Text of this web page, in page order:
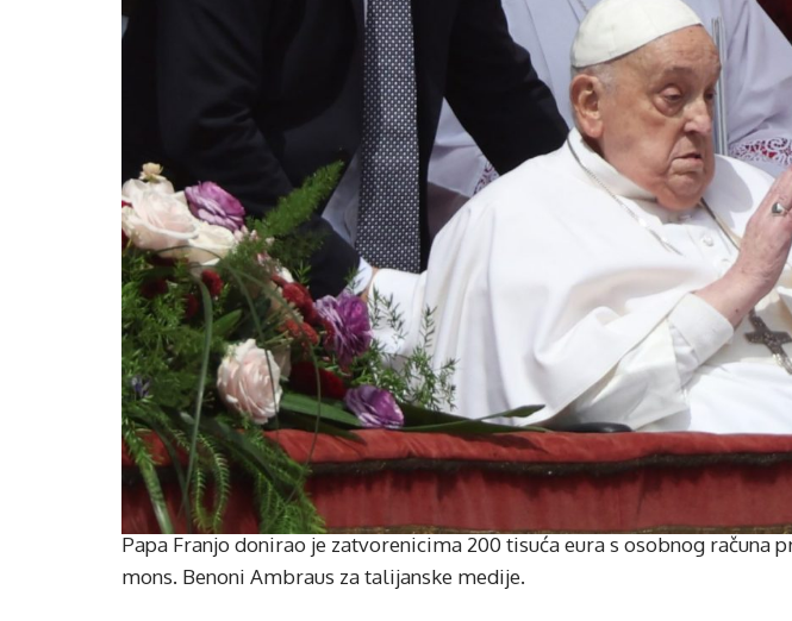
Papa Franjo donirao je zatvorenicima 200 tisuća eura s osobnog računa
mons. Benoni Ambraus za talijanske medije.